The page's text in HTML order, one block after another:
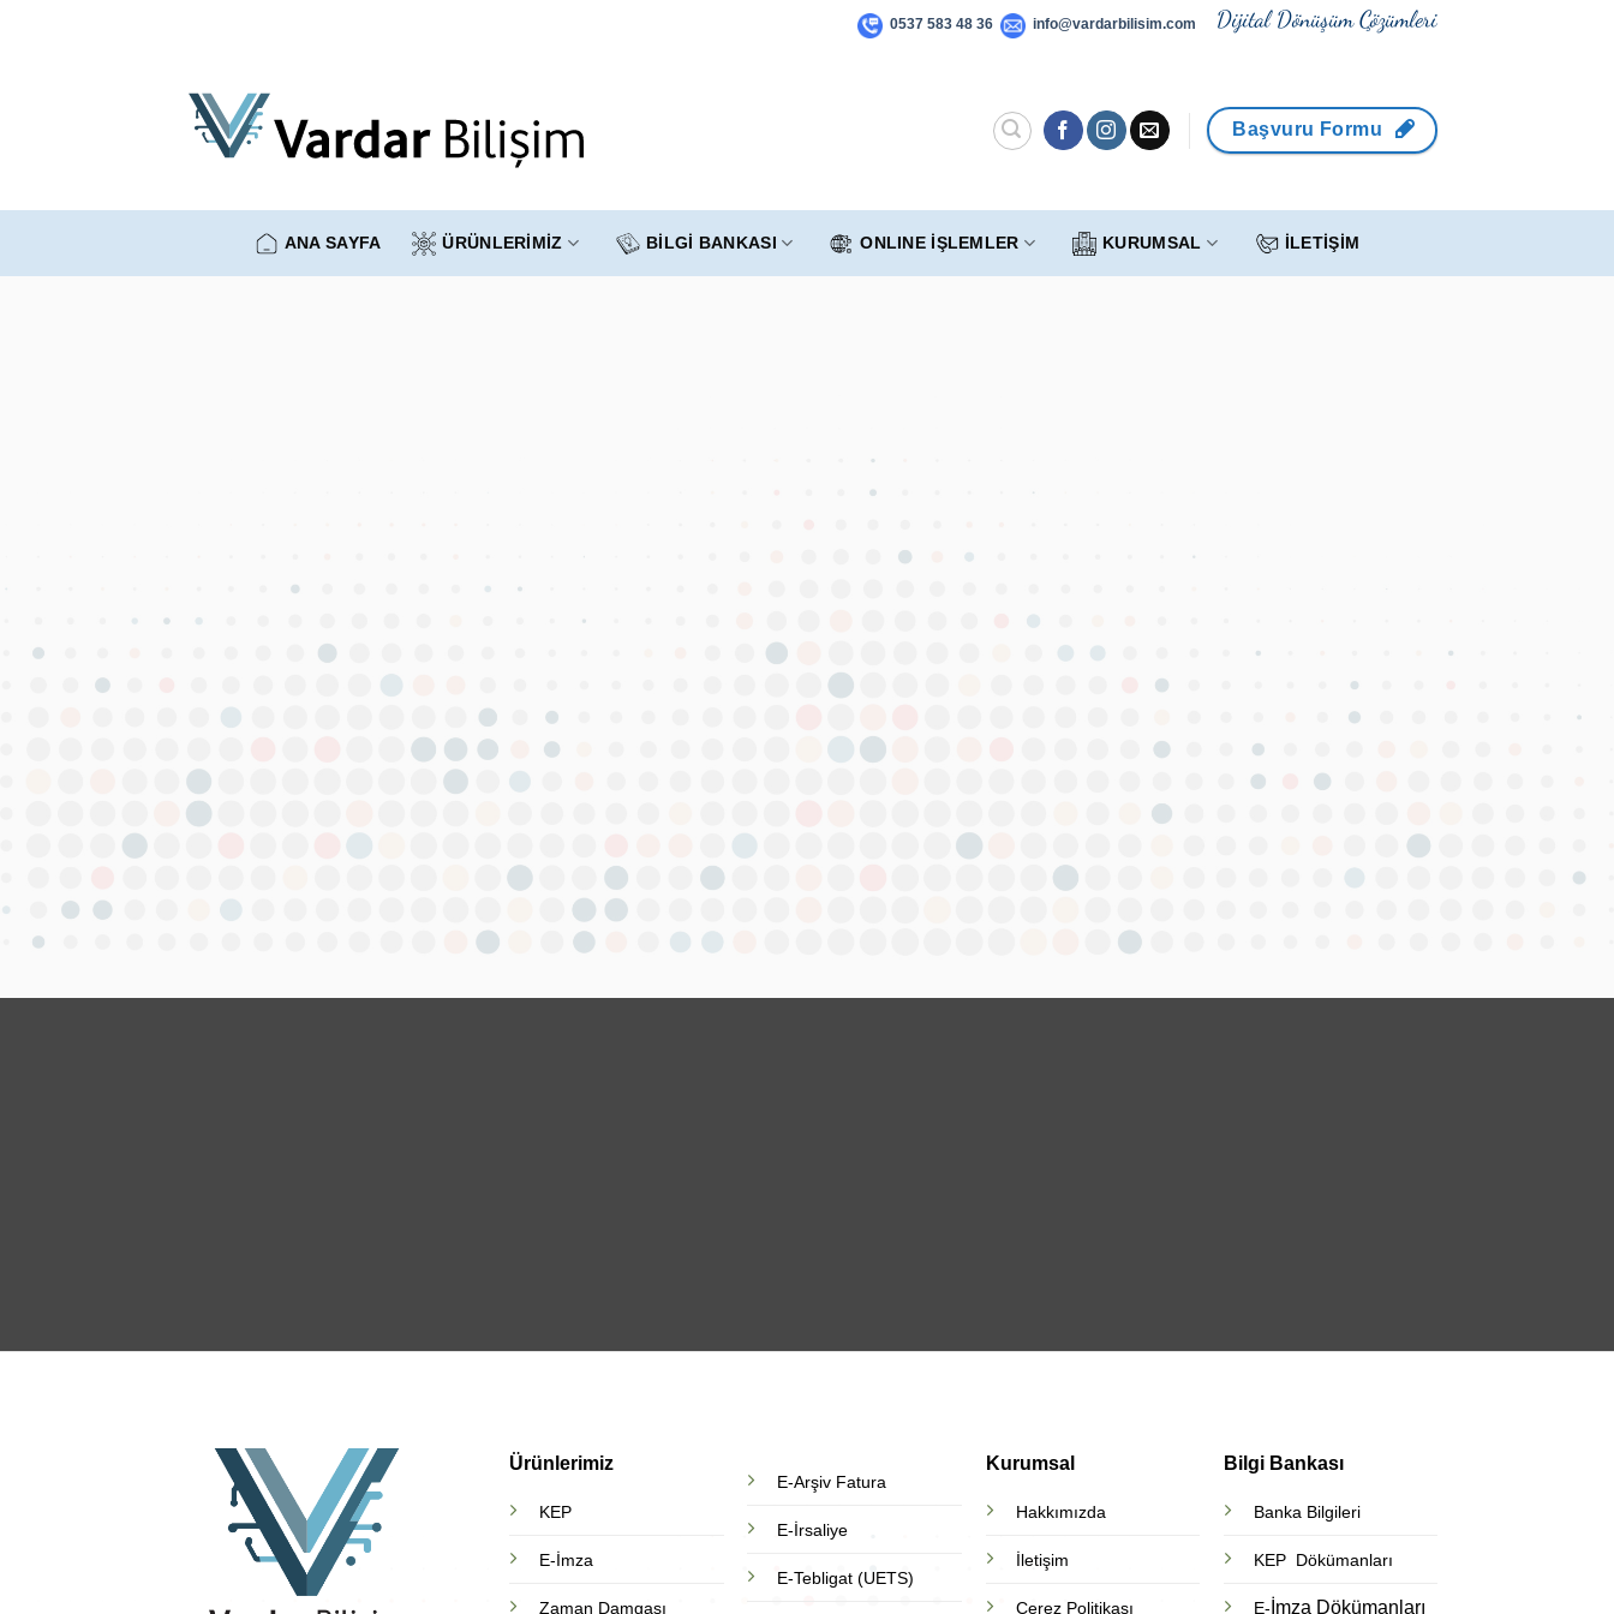
0537 583 48 36 info@vardarbilisim.com Dijital Dönüşüm Çözümleri
Başvuru Formu
ANA SAYFA ÜRÜNLERİMİZ BİLGİ BANKASI ONLINE İŞLEMLER KURUMSAL İLETİŞİM
KEP adresi, e-İmza, e-Fatura ve e-Defter gibi hizmetlerimizle iş süreçlerini daha kolay, hızlı ve dijital hale getirirken şirket olarak en önemli amacımız
hem bireysel hem de kurumsal müşterilerimize her zaman yenilikçi ve güvenilir çözümler üretmektir.
Vardar Bilişim, müşterilerine teknolojinin hızla değişen ihtiyaçlarına uyumlu, sürdürülebilir çözümler sunarak geniş bir alanda dijital hizmet
sunmaktadır.
Şirket olarak belirlediğimiz profesyonellik, kalite ve güven prensipleri doğrultusunda, müşterilerimizle büyümeyi, iş süreçlerinizi dijital dünyaya uygun
hale getirilerek geleceğe taşımayı hedefliyoruz. Siz de Vardar Bilişim ile çalışarak sunduğumuz hizmetin yanı sıra dijitalleşen dünyaya işinizi de
Ürünlerimiz
KEP
E-İmza
Zaman Damgası
E-Arşiv Fatura
E-İrsaliye
E-Tebligat (UETS)
Kurumsal
Hakkımızda
İletişim
Çerez Politikası
Bilgi Bankası
Banka Bilgileri
KEP Dökümanları
E- İmza Dökümanları